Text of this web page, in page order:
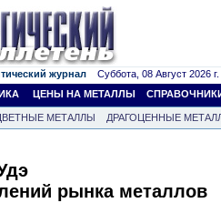
журнал Суббота, 08 Август 2026 г.
ЦЕНЫ НА МЕТАЛЛЫ
МЕТАЛЛЫ
ДРАГОЦЕННЫЕ
рынка металлов